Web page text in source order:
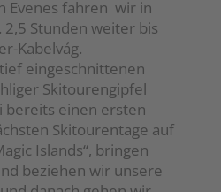
Evenes fahren wir in
Stunden weiter bis
Kabelvảg.
eingeschnittenen
Skitourengipfel
einen ersten
Skitourentage auf
Islands“, bringen
beziehen wir unsere